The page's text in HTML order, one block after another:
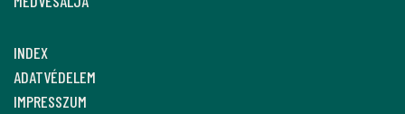
INDEX
ADATVÉDELEM
IMPRESSZUM